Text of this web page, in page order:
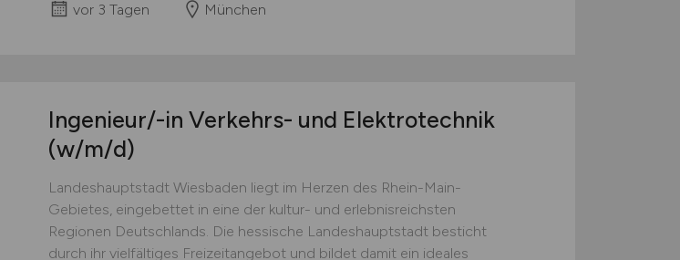
vor 3 Tagen München
Ingenieur/-in Verkehrs- und Elektrotechnik
(w/m/d)
Landeshauptstadt Wiesbaden liegt im Herzen des Rhein-Main-
Gebietes, eingebettet in eine der kultur- und erlebnisreichsten
Regionen Deutschlands. Die hessische Landeshauptstadt besticht
durch ihr vielfältiges Freizeitangebot und bildet damit ein ideales